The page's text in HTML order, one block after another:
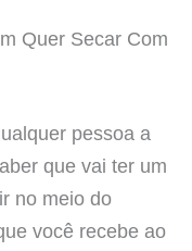
Quer Secar Com
pessoa a
que vai ter um
no meio do
você recebe ao